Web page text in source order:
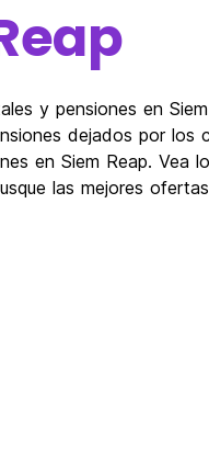
y pensiones en
dejados por los
en Siem Reap. Vea
las mejores